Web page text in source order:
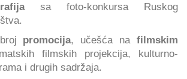
sa foto-konkursa Ruskog
promocija, učešća na filmskim
filmskih projekcija, kulturno-
i drugih sadržaja.